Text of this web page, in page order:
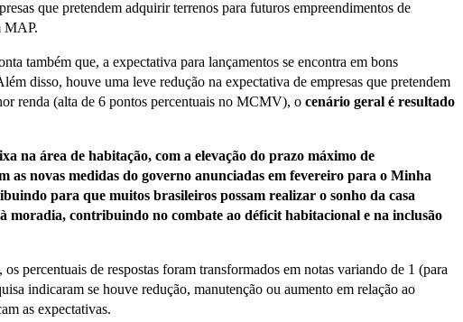
que pretendem adquirir terrenos para futuros empreendimentos de
MAP.
também que, a expectativa para lançamentos se encontra em bons
disso, houve uma leve redução na expectativa de empresas que pretendem
renda (alta de 6 pontos percentuais no MCMV), o cenário geral é resultado
na área de habitação, com a elevação do prazo máximo de
novas medidas do governo anunciadas em fevereiro para o Minha
para que muitos brasileiros possam realizar o sonho da casa
moradia, contribuindo no combate ao déficit habitacional e na inclusão
percentuais de respostas foram transformados em notas variando de 1 (para
indicaram se houve redução, manutenção ou aumento em relação ao
as expectativas.